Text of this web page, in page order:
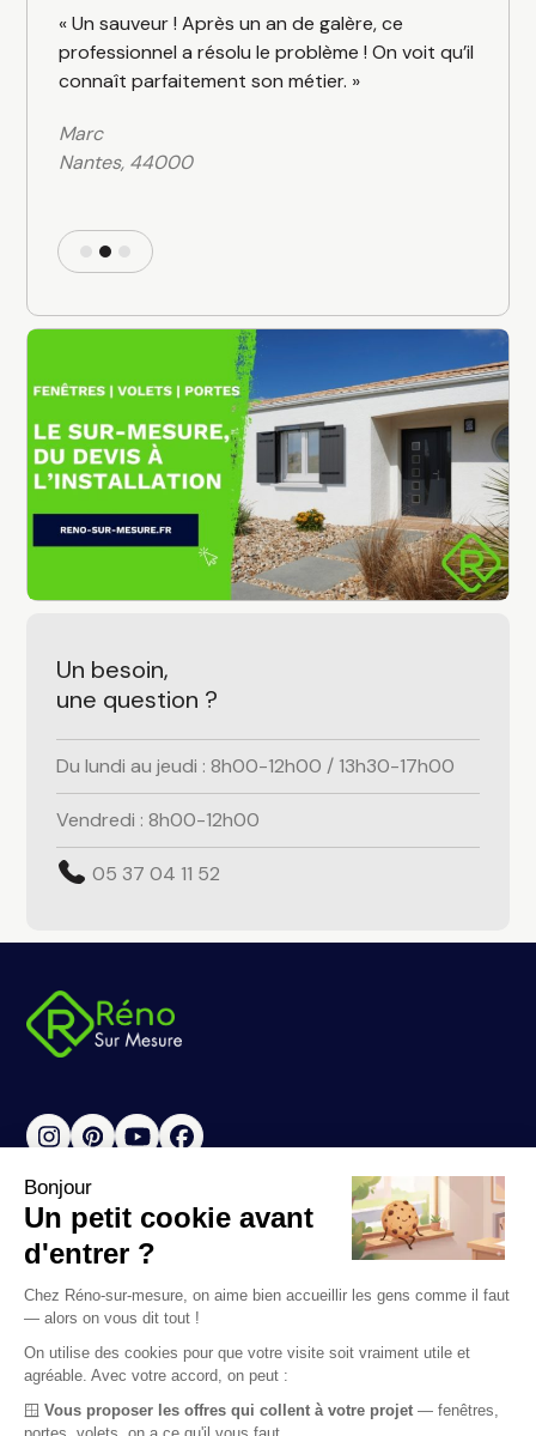
Use
the
left
right
arrow
access
the
carousel
« Un sauveur ! Après un an de galère, ce
professionnel a résolu le problème ! On voit qu’il
connaît parfaitement son métier. »
Marc
Nantes, 44000
Un besoin,
une question ?
Du lundi au jeudi : 8h00-12h00 / 13h30-17h00
Vendredi : 8h00-12h00
05 37 04 11 52
Instagram
Pinterest
YouTube
Facebook
Adresse
53 avenue de Paris
France
05 37 04 11 52